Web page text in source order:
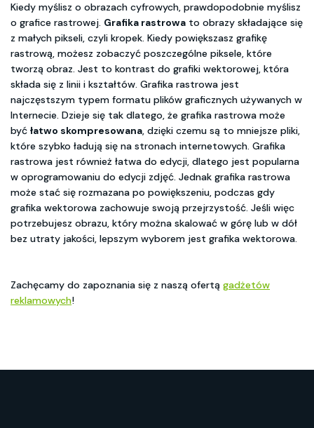
Kiedy myślisz o obrazach cyfrowych, prawdopodobnie myślisz
o grafice rastrowej. Grafika rastrowa to obrazy składające się
z małych pikseli, czyli kropek. Kiedy powiększasz grafikę
rastrową, możesz zobaczyć poszczególne piksele, które
tworzą obraz. Jest to kontrast do grafiki wektorowej, która
składa się z linii i kształtów. Grafika rastrowa jest
najczęstszym typem formatu plików graficznych używanych w
Internecie. Dzieje się tak dlatego, że grafika rastrowa może
być łatwo skompresowana, dzięki czemu są to mniejsze pliki,
które szybko ładują się na stronach internetowych. Grafika
rastrowa jest również łatwa do edycji, dlatego jest popularna
w oprogramowaniu do edycji zdjęć. Jednak grafika rastrowa
może stać się rozmazana po powiększeniu, podczas gdy
grafika wektorowa zachowuje swoją przejrzystość. Jeśli więc
potrzebujesz obrazu, który można skalować w górę lub w dół
bez utraty jakości, lepszym wyborem jest grafika wektorowa.
Zachęcamy do zapoznania się z naszą ofertą gadżetów
reklamowych!